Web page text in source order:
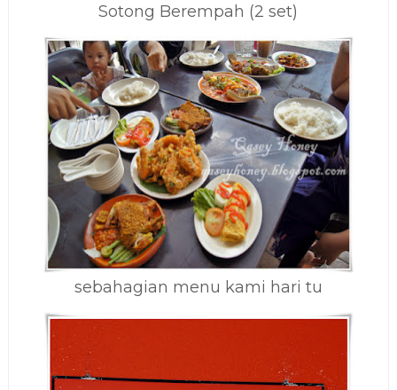
Sotong Berempah (2 set)
sebahagian menu kami hari tu